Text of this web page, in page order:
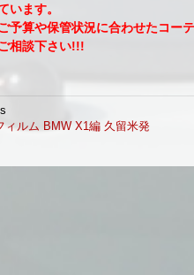
います。
予算や保管状況に合わせたコー
相談下さい!!!
ィルム BMW X1編 久留米発